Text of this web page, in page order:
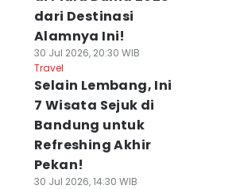
dari Destinasi
Alamnya Ini!
30 Jul 2026, 20:30 WIB
Travel
Selain Lembang, Ini
7 Wisata Sejuk di
Bandung untuk
Refreshing Akhir
Pekan!
30 Jul 2026, 14:30 WIB